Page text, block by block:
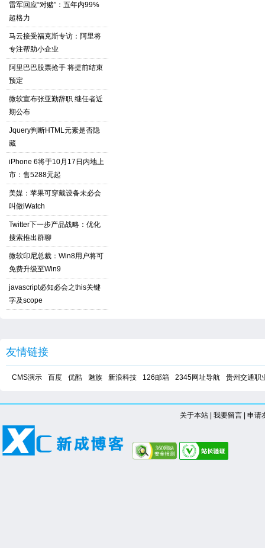
雷军回应“对赌”：五年内99%
超格力
马云接受福克斯专访：阿里将
专注帮助小企业
阿里巴巴股票抢手 将提前结束
预定
微软宣布张亚勤辞职 继任者近
期公布
Jquery判断HTML元素是否隐
藏
iPhone 6将于10月17日内地上
市：售5288元起
美媒：苹果可穿戴设备未必会
叫做iWatch
Twitter下一步产品战略：优化
搜索推出群聊
微软印尼总裁：Win8用户将可
免费升级至Win9
javascript必知必会之this关键
字及scope
友情链接
CMS演示 百度 优酷 魅族 新浪科技 126邮箱 2345网址导航 贵州交通职
关于本站| 我要留言| 申请